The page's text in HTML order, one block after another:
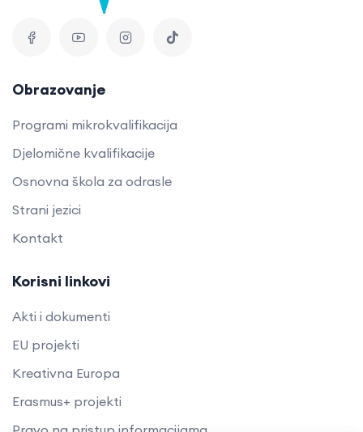
Obrazovanje
Programi mikrokvalifikacija
Djelomične kvalifikacije
Osnovna škola za odrasle
Strani jezici
Kontakt
Korisni linkovi
Akti i dokumenti
EU projekti
Kreativna Europa
Erasmus+ projekti